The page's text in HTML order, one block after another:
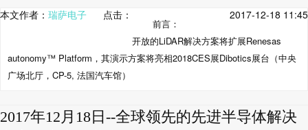
本文作者： 瑞萨电子 点击： 2017-12-18 11:45
前言：
开放的LiDAR解决方案将扩展Renesas
autonomy™ Platform，其演示方案将亮相2018CES展Dibotics展台（中央
广场北厅，CP-5, 法国汽车馆）
2017年12月18日--全球领先的先进半导体解决